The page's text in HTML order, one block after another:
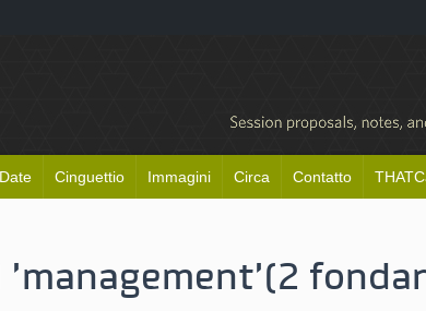
Date Cinguettio Immagini Circa Contatto
'management'(2